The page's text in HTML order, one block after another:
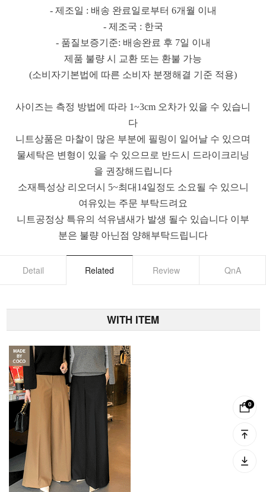
0
- 제조일 : 배송 완료일로부터 6개월 이내
- 제조국 : 한국
- 품질보증기준: 배송완료 후 7일 이내
제품 불량 시 교환 또는 환불 가능
(소비자기본법에 따른 소비자 분쟁해결 기준 적용)
사이즈는 측정 방법에 따라 1~3cm 오차가 있을 수 있습니
다
니트상품은 마찰이 많은 부분에 필링이 일어날 수 있으며
물세탁은 변형이 있을 수 있으므로 반드시 드라이크리닝
을 권장해드립니다
소재특성상 리오더시 5~최대14일정도 소요될 수 있으니
여유있는 주문 부탁드려요
니트공정상 특유의 석유냄새가 발생 될수 있습니다 이부
분은 불량 아닌점 양해부탁드립니다
Detail Related Review QnA
WITH ITEM